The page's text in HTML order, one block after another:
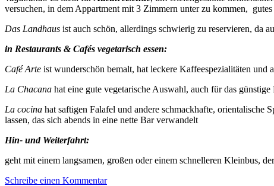
versuchen, in dem Appartment mit 3 Zimmern unter zu kommen,
Das Landhaus ist auch schön, allerdings schwierig zu reservieren, da
in Restaurants & Cafés vegetarisch essen:
Café Arte ist wunderschön bemalt, hat leckere Kaffeespezialitäten
La Chacana hat eine gute vegetarische Auswahl, auch für das
La cocina hat saftigen Falafel und andere schmackhafte, orientalische
lassen, das sich abends in eine nette Bar verwandelt
Hin- und Weiterfahrt:
geht mit einem langsamen, großen oder einem schnelleren Kleinbus,
Schreibe einen Kommentar